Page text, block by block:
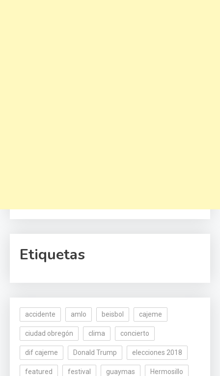
Etiquetas
accidente amlo beisbol cajeme
ciudad obregón clima concierto
dif cajeme Donald Trump elecciones 2018
featured festival guaymas Hermosillo